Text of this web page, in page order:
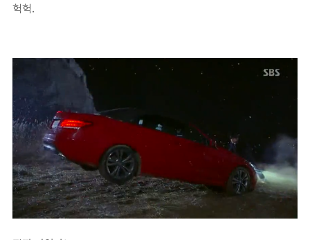
헉헉.